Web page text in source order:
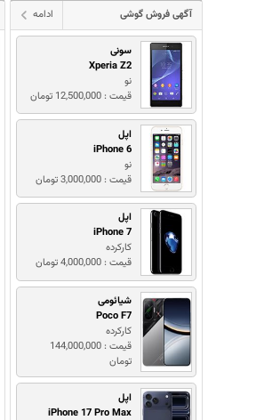
آگهی فروش گوشی ادامه
سونی
Xperia Z2
نو
قیمت : 12,500,000 تومان
اپل
iPhone 6
نو
قیمت : 3,000,000 تومان
اپل
iPhone 7
کارکرده
قیمت : 4,000,000 تومان
شیائومی
Poco F7
کارکرده
قیمت : 144,000,000
تومان
اپل
iPhone 17 Pro Max